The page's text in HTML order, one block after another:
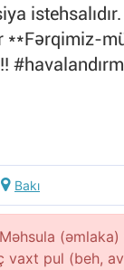
**Fərqimiz-
Bakı
vaxt pul (beh,